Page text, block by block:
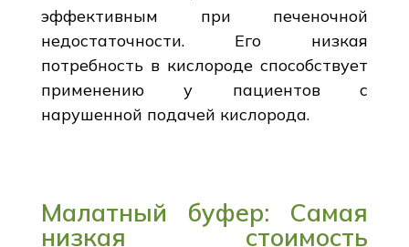
эффективным при печеночной
недостаточности. Его низкая
потребность в кислороде способствует
применению у пациентов с
нарушенной подачей кислорода.
Малатный буфер: Самая
низкая стоимость